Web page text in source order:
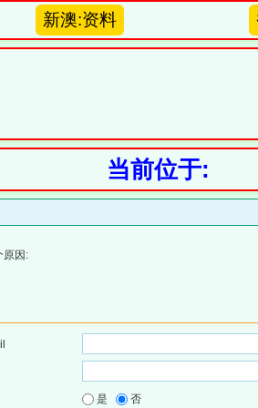
新澳:资料
当前位于:
原因:
是 否